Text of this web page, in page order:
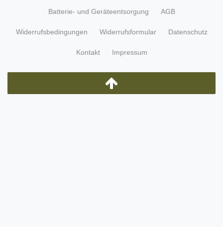
Batterie- und Geräteentsorgung AGB
Widerrufsbedingungen Widerrufsformular Datenschutz
Kontakt Impressum